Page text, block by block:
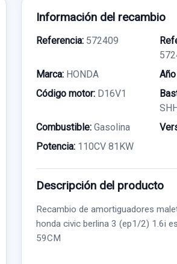
Información del recambio
Referencia: 572409
Marca: HONDA
Código motor: D16V1
Combustible: Gasolina
Potencia: 110CV 81KW
Descripción del producto
Recambio de amortiguadores
honda civic berlina 3 (ep1/2) 1.6i
59CM